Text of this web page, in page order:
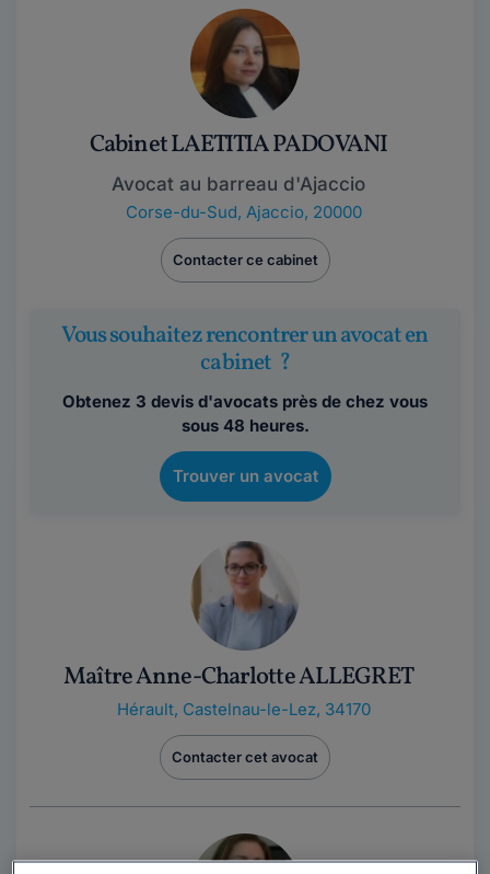
Cabinet LAETITIA PADOVANI
Avocat au barreau d'Ajaccio
Corse-du-Sud, Ajaccio, 20000
Contacter ce cabinet
Vous souhaitez rencontrer un avocat en
cabinet ?
Obtenez 3 devis d'avocats près de chez vous
sous 48 heures.
Trouver un avocat
Maître Anne-Charlotte ALLEGRET
Hérault, Castelnau-le-Lez, 34170
Contacter cet avocat